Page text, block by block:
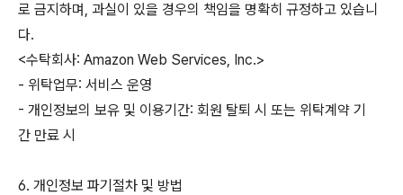
로 금지하며, 과실이 있을 경우의 책임을 명확히 규정하고 있습니
다.
<수탁회사: Amazon Web Services, Inc.>
- 위탁업무: 서비스 운영
- 개인정보의 보유 및 이용기간: 회원 탈퇴 시 또는 위탁계약 기
간 만료 시
6. 개인정보 파기절차 및 방법